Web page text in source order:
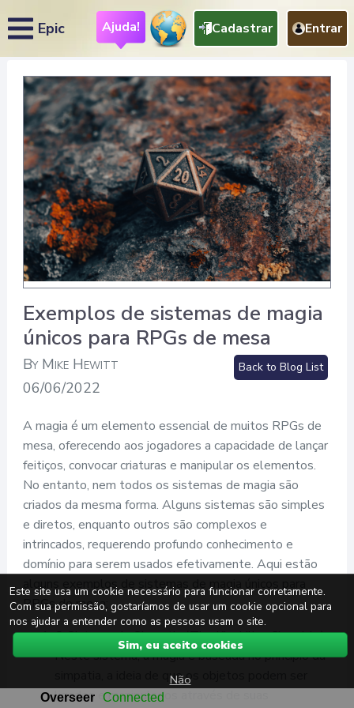
Epic Ajuda! Cadastrar Entrar
Exemplos de sistemas de magia
únicos para RPGs de mesa
By Mike Hewitt
06/06/2022
Back to Blog List
A magia é um elemento essencial de muitos RPGs de
mesa, oferecendo aos jogadores a capacidade de lançar
feitiços, convocar criaturas e manipular os elementos.
No entanto, nem todos os sistemas de magia são
criados da mesma forma. Alguns sistemas são simples
e diretos, enquanto outros são complexos e
intrincados, requerendo profundo conhecimento e
domínio para serem usados efetivamente. Aqui estão
alguns exemplos de sistemas de magia únicos para
RPGs de mesa:
O Sistema de Simpatia (The Kingkiller Chronicle):
Neste sistema, a magia é baseada no princípio da
simpatia, a ideia de que os objetos podem ser
ligados e manipulados através de suas
Este site usa um cookie necessário para funcionar corretamente.
Com sua permissão, gostaríamos de usar um cookie opcional para
nos ajudar a entender como as pessoas usam o site.
Sim, eu aceito cookies
Não